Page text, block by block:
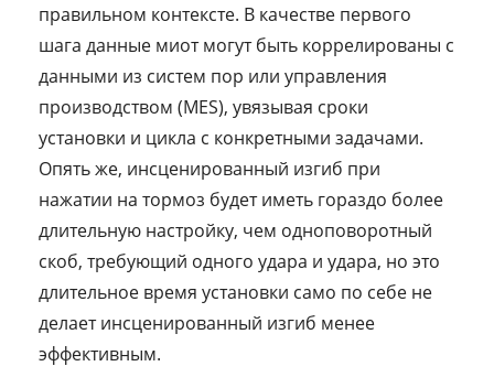
правильном контексте. В качестве первого
шага данные миот могут быть коррелированы с
данными из систем пор или управления
производством (MES), увязывая сроки
установки и цикла с конкретными задачами.
Опять же, инсценированный изгиб при
нажатии на тормоз будет иметь гораздо более
длительную настройку, чем одноповоротный
скоб, требующий одного удара и удара, но это
длительное время установки само по себе не
делает инсценированный изгиб менее
эффективным.